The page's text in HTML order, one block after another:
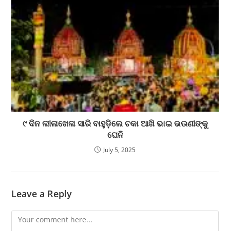
୯ ଦିନ ଲୀଳାଖେଳା ସାରି ବାହୁଡ଼ିଲେ ଚକା ଆଖି ଭାଇ ଭଉଣୀଙ୍କୁ
ଘେନି
July 5, 2025
Leave a Reply